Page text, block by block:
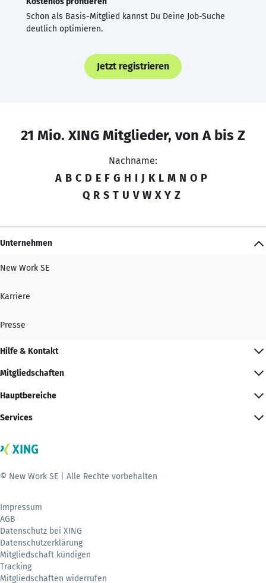
Schon als Basis-Mitglied kannst Du Deine Job-Suche
deutlich optimieren.
Jetzt registrieren
21 Mio. XING Mitglieder, von A bis Z
Nachname:
A B C D E F G H I J K L M N O P
Q R S T U V W X Y Z
Unternehmen
New Work SE
Karriere
Presse
Hilfe & Kontakt
Mitgliedschaften
Hauptbereiche
Services
© New Work SE | Alle Rechte vorbehalten
Impressum
AGB
Datenschutz bei XING
Datenschutzerklärung
Mitgliedschaft kündigen
Tracking
Mitgliedschaften widerrufen